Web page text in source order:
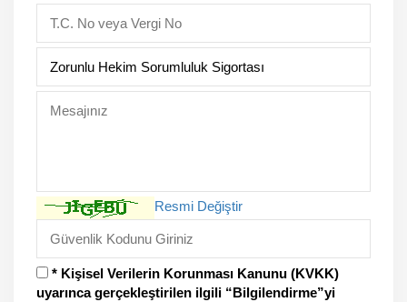
Resmi Değiştir
* Kişisel Verilerin Korunması Kanunu (KVKK)
uyarınca gerçekleştirilen ilgili “Bilgilendirme”yi